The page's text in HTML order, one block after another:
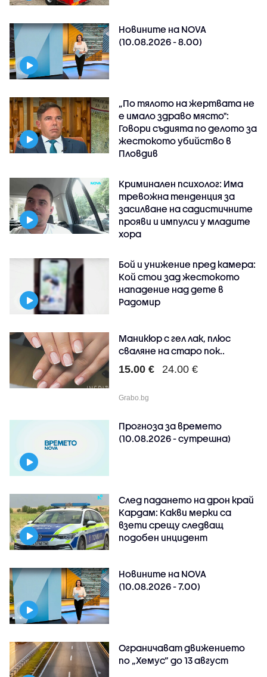
Новините на NOVA
(10.08.2026 - 8.00)
„По тялото на жертвата не
е имало здраво място":
Говори съдията по делото за
жестокото убийство в
Пловдив
Криминален психолог: Има
тревожна тенденция за
засилване на садистичните
прояви и импулси у младите
хора
Бой и унижение пред камера:
Кой стои зад жестокото
нападение над дете в
Радомир
Маникюр с гел лак, плюс
сваляне на старо пок..
15.00 € 24.00 €
Grabo.bg
Прогноза за времето
(10.08.2026 - сутрешна)
След падането на дрон край
Кардам: Какви мерки са
взети срещу следващ
подобен инцидент
Новините на NOVA
(10.08.2026 - 7.00)
Ограничават движението
по „Хемус“ до 13 август